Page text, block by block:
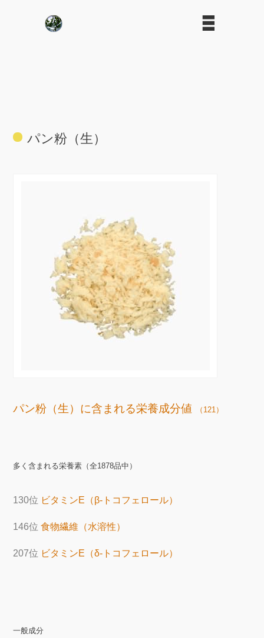
パン粉（生）
パン粉（生）に含まれる栄養成分値 （121）
多く含まれる栄養素（全1878品中）
130位 ビタミンE（β-トコフェロール）
146位食物繊維（水溶性）
207位 ビタミンE（δ-トコフェロール）
一般成分